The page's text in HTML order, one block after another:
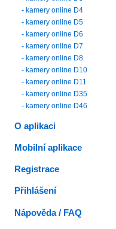
- kamery online D4
- kamery online D5
- kamery online D6
- kamery online D7
- kamery online D8
- kamery online D10
- kamery online D11
- kamery online D35
- kamery online D46
O aplikaci
Mobilní aplikace
Registrace
Přihlášení
Nápověda / FAQ